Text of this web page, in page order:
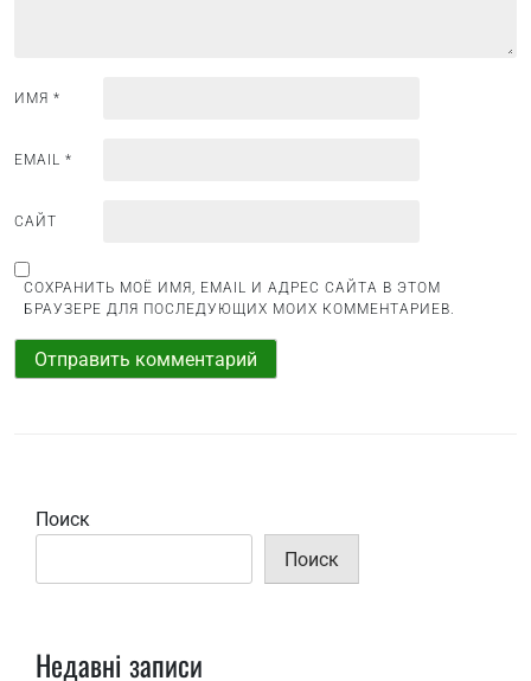
с
м
ИМЯ *
EMAIL *
САЙТ
СОХРАНИТЬ МОЁ ИМЯ, EMAIL И АДРЕС САЙТА В ЭТОМ
БРАУЗЕРЕ ДЛЯ ПОСЛЕДУЮЩИХ МОИХ КОММЕНТАРИЕВ.
Поиск
Поиск
Недавні записи